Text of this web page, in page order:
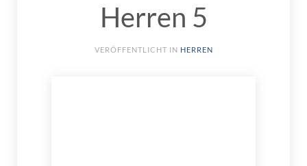
Herren 5
VERÖFFENTLICHT IN HERREN